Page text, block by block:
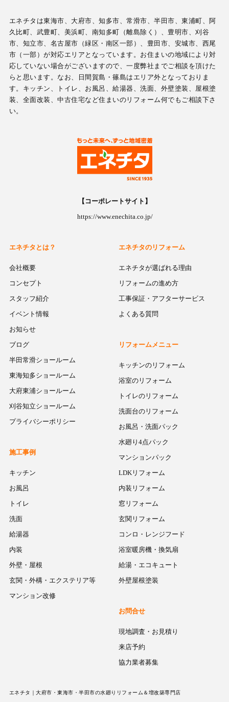
エネチタは東海市、大府市、知多市、常滑市、半田市、東浦町、阿
久比町、武豊町、美浜町、南知多町（離島除く）、豊明市、刈谷
市、知立市、名古屋市（緑区・南区一部）、豊田市、安城市、西尾
市（一部）が対応エリアとなっています。お住まいの地域により対
応していない場合がございますので、一度弊社までご相談を頂けた
らと思います。なお、日間賀島・篠島はエリア外となっておりま
す。キッチン、トイレ、お風呂、給湯器、洗面、外壁塗装、屋根塗
装、全面改装、中古住宅など住まいのリフォーム何でもご相談下さ
い。
【コーポレートサイト】
https://www.enechita.co.jp/
エネチタとは？
会社概要
コンセプト
スタッフ紹介
イベント情報
お知らせ
ブログ
半田常滑ショールーム
東海知多ショールーム
大府東浦ショールーム
刈谷知立ショールーム
プライバシーポリシー
エネチタのリフォーム
エネチタが選ばれる理由
リフォームの進め方
工事保証・アフターサービス
よくある質問
リフォームメニュー
キッチンのリフォーム
浴室のリフォーム
トイレのリフォーム
洗面台のリフォーム
お風呂・洗面パック
水廻り4点パック
マンションパック
LDKリフォーム
内装リフォーム
窓リフォーム
玄関リフォーム
コンロ・レンジフード
浴室暖房機・換気扇
給湯・エコキュート
外壁屋根塗装
施工事例
キッチン
お風呂
トイレ
洗面
給湯器
内装
外壁・屋根
玄関・外構・エクステリア等
マンション改修
お問合せ
現地調査・お見積り
来店予約
協力業者募集
エネチタ｜大府市・東海市・半田市の水廻りリフォーム＆増改築専門店